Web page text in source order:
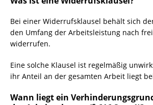
Bei einer Widerrufsklausel behält sich
den Umfang der Arbeitsleistung nach
widerrufen.
Eine solche Klausel ist regelmäßig
ihr Anteil an der gesamten Arbeit liegt
Wann liegt ein